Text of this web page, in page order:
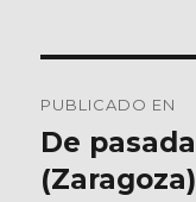
de
entradas
PUBLICADO EN
De
(Zaragoza)